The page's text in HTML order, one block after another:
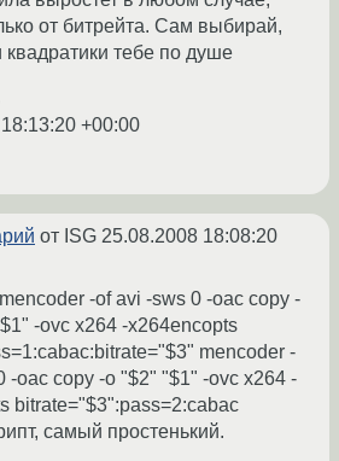
от битрейта. Сам выбирай,
квадратики тебе по душе
+00:00
от ISG 25.08.2008 18:08:20
-of avi -sws 0 -oac copy -
-ovc x264 -x264encopts
mencoder -
-oac copy -o "$2" "$1" -ovc x264 -
bitrate="$3":pass=2:cabac
самый простенький.